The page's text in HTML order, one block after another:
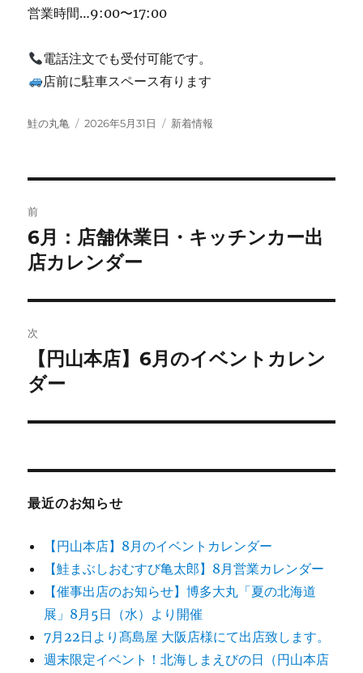
営業時間…9:00〜17:00
電話注文でも受付可能です。
店前に駐車スペース有ります
投
鮭の丸亀
投
2026年5月31日
カ
新着情報
稿
ナ
ビ
ゲ
ー
シ
ン
前
前
の
稿:
6月：店舗休業日・キッチンカー出
店カレンダー
次
の
稿:
【円山本店】6月のイベントカレン
ダー
最近のお知らせ
【円山本店】8月のイベントカレンダー
【鮭まぶしおむすび亀太郎】8月営業カレンダー
【催事出店のお知らせ】博多大丸「夏の北海道
展」8月5日（水）より開催
7月22日より髙島屋 大阪店様にて出店致します。
週末限定イベント！北海しまえびの日（円山本店